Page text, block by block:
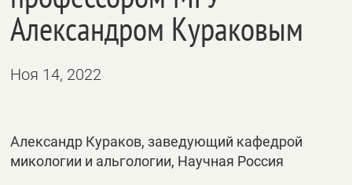
Александром Кураковым
Ноя 14, 2022
Александр Кураков, заведующий кафедрой
микологии и альгологии, Научная Россия